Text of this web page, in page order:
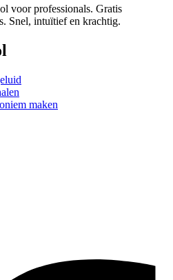
voor professionals. Gratis
Snel, intuïtief en krachtig.
maken